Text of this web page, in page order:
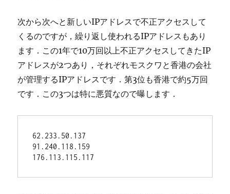
次から次へと新しいIPアドレスで不正アクセスして
くるのですが，繰り返し使われるIPアドレスもあり
ます．この1年で10万回以上不正アクセスしてきたIP
アドレスが2つあり，それぞれモスクワと香港の会社
が管理するIPアドレスです．第3位も香港で約5万回
です．この3つは特に悪質なので曝します．
62.233.50.137
91.240.118.159
176.113.115.117